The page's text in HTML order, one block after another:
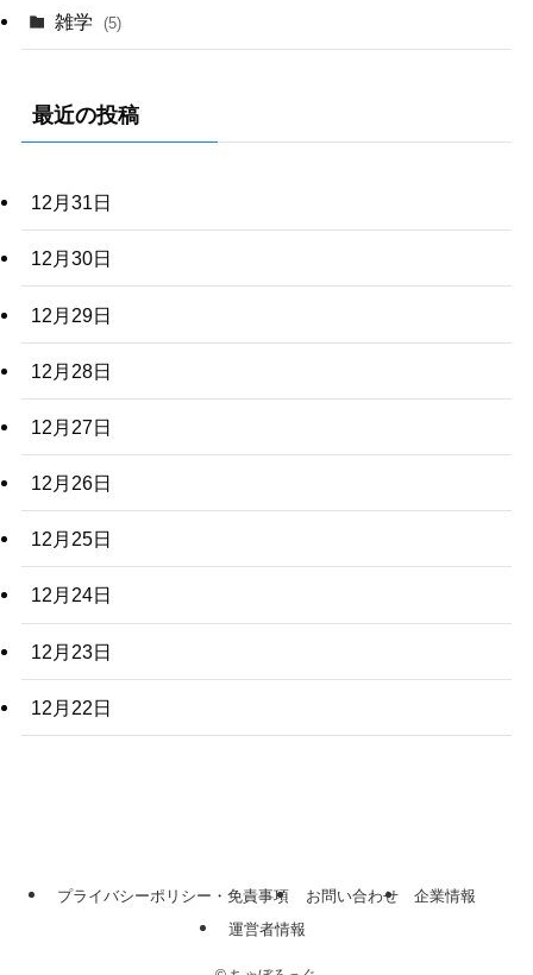
雑学 (5)
最近の投稿
12月31日
12月30日
12月29日
12月28日
12月27日
12月26日
12月25日
12月24日
12月23日
12月22日
プライバシーポリシー・免責事項 お問い合わせ
企業情報
運営者情報